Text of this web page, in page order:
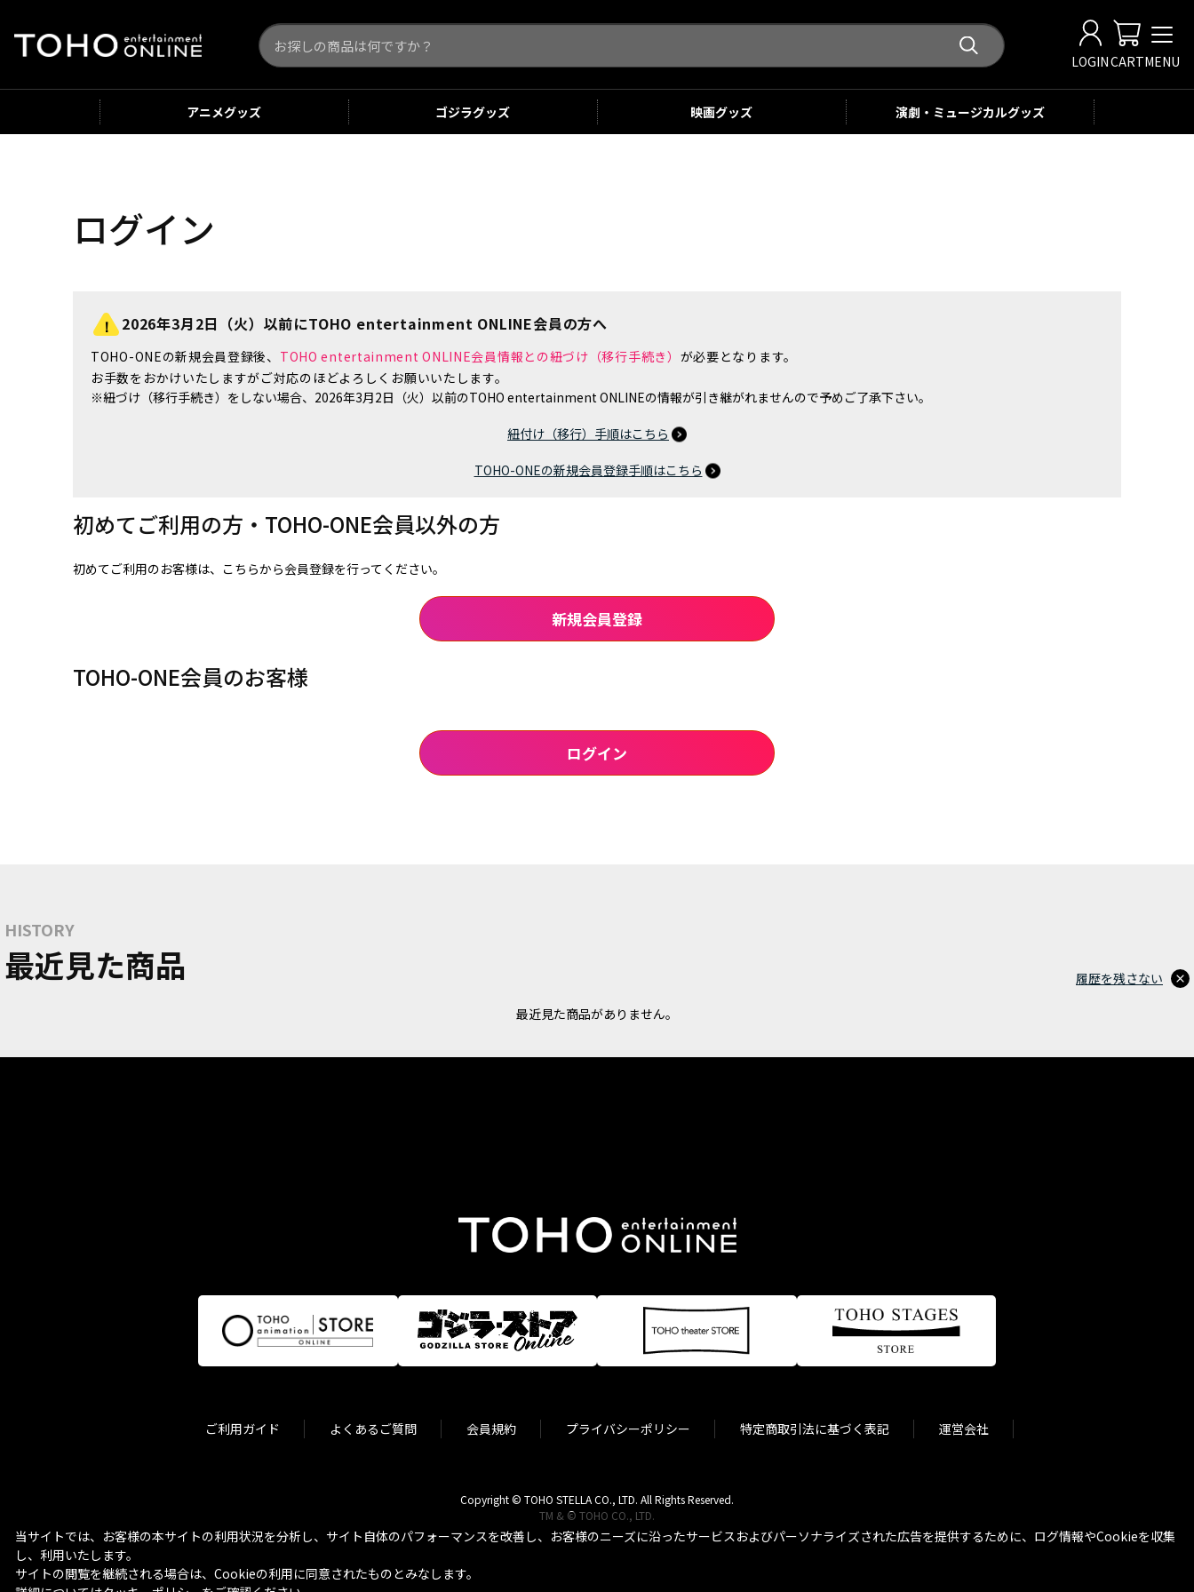
LOGINCARTMENU
アニメグッズ ゴジラグッズ 映画グッズ 演劇・ミュージカルグッズ
ログイン
2026年3月2日（火）以前にTOHO entertainment ONLINE会員の方へ
TOHO-ONEの新規会員登録後、 TOHO entertainment ONLINE会員情報との紐づけ（移行手続き） が必要となります。
お手数をおかけいたしますがご対応のほどよろしくお願いいたします。
※紐づけ（移行手続き）をしない場合、2026年3月2日（火）以前のTOHO entertainment ONLINEの情報が引き継がれませんので予めご了承下さい。
紐付け（移行）手順はこちら
TOHO-ONEの新規会員登録手順はこちら
初めてご利用の方・TOHO-ONE会員以外の方
初めてご利用のお客様は、こちらから会員登録を行ってください。
TOHO-ONE会員のお客様
HISTORY
最近見た商品
最近見た商品がありません。
履歴を残さない
ご利用ガイド よくあるご質問 会員規約 プライバシーポリシー 特定商取引法に基づく表記 運営会社
Copyright © TOHO STELLA CO., LTD. All Rights Reserved.
TM & © TOHO CO., LTD.
当サイトでは、お客様の本サイトの利用状況を分析し、サイト自体のパフォーマンスを改善し、お客様のニーズに沿ったサービスおよびパーソナライズされた広告を提供するために、ログ情報やCookieを収集
し、利用いたします。
サイトの閲覧を継続される場合は、Cookieの利用に同意されたものとみなします。